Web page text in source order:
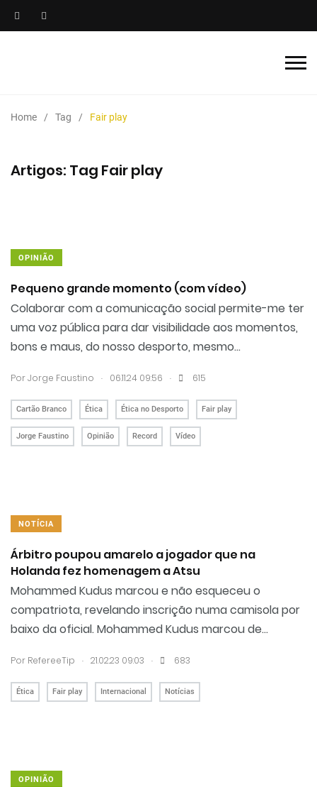
Home Tag Fair play
Artigos: Tag Fair play
OPINIÃO
Pequeno grande momento (com vídeo)
Colaborar com a comunicação social permite-me ter
uma voz pública para dar visibilidade aos momentos,
bons e maus, do nosso desporto, mesmo...
PorJorge Faustino . 06.11.24 09:56 . 615
Cartão Branco Ética Ética no Desporto Fair play
Jorge Faustino Opinião Record Vídeo
NOTÍCIA
Árbitro poupou amarelo a jogador que na
Holanda fez homenagem a Atsu
Mohammed Kudus marcou e não esqueceu o
compatriota, revelando inscrição numa camisola por
baixo da oficial. Mohammed Kudus marcou de...
Por RefereeTip . 21.02.23 09:03 . 683
Ética Fair play Internacional Notícias
OPINIÃO